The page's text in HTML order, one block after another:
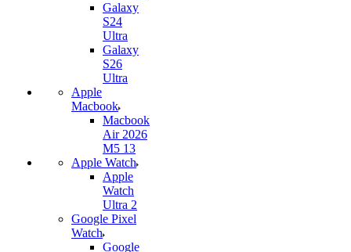
Galaxy
S24
Ultra
Galaxy
S26
Ultra
Apple
Macbook
Macbook
Air 2026
M5 13
Apple Watch
Apple
Watch
Ultra 2
Google Pixel
Watch
Google